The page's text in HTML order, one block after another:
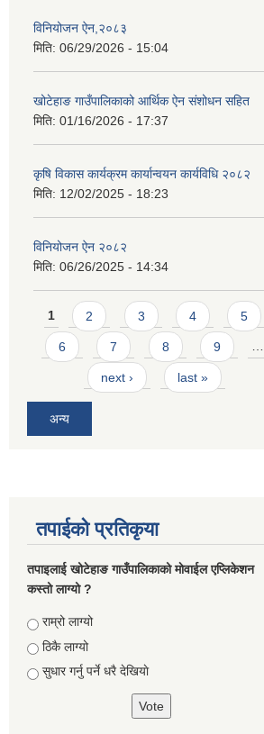
विनियोजन ऐन,२०८३
मिति: 06/29/2026 - 15:04
खोटेहाङ गाउँपालिकाको आर्थिक ऐन संशोधन सहित
मिति: 01/16/2026 - 17:37
कृषि विकास कार्यक्रम कार्यान्वयन कार्यविधि २०८२
मिति: 12/02/2025 - 18:23
विनियोजन ऐन २०८२
मिति: 06/26/2025 - 14:34
Pages
1 2 3 4 5
6 7 8 9 …
next › last »
अन्य
तपाईको प्रतिकृया
तपाइलाई खोटेहाङ गाउँपालिकाको माेवाईल एप्लिकेशन
कस्तो लाग्यो ?
Choices
राम्रो लाग्यो
ठिकै लाग्यो
सुधार गर्नु पर्ने धरै देखियाे